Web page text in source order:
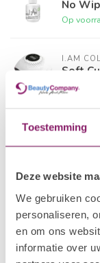
Toestemming
Deze website
We gebruiken
personaliseren,
en om ons
informatie over
No
Op
I.AM
Soft
Niet op
I.AM
Gel
Pink
I.AM
Op